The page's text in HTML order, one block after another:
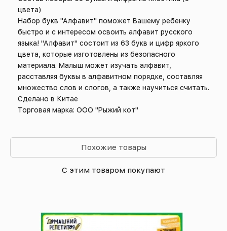
цвета)
Набор букв "Алфавит" поможет Вашему ребенку
быстро и с интересом освоить алфавит русского
языка! "Алфавит" состоит из 63 букв и цифр яркого
цвета, которые изготовлены из безопасного
материала. Малыш может изучать алфавит,
расставляя буквы в алфавитном порядке, составляя
множество слов и слогов, а также научиться считать.
Сделано в Китае
Торговая марка: ООО "Рыжий кот"
Похожие товары
С этим товаром покупают